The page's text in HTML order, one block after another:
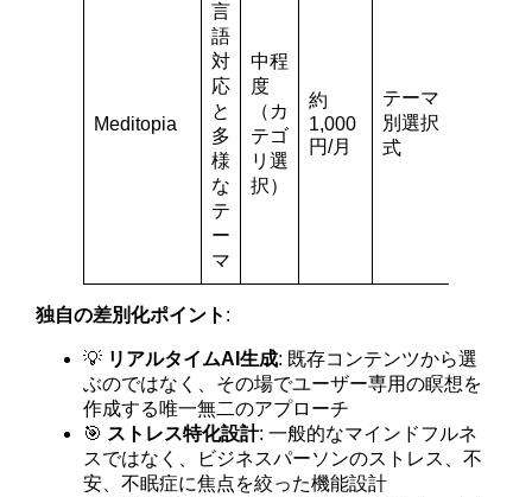
Meditopia
言
語
対
応
と
多
様
な
テ
ー
マ
中程
度
（カ
テゴ
リ選
択）
約
1,000
円/月
テーマ
別選択
式
独自の差別化ポイント :
💡 リアルタイムAI生成: 既存コンテンツから選
ぶのではなく、その場でユーザー専用の瞑想を
作成する唯一無二のアプローチ
🎯 ストレス特化設計: 一般的なマインドフルネ
スではなく、ビジネスパーソンのストレス、不
安、不眠症に焦点を絞った機能設計